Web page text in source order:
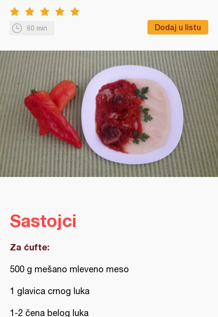
60 min Dodaj u listu
Sastojci
Za ćufte:
500 g mešano mleveno meso
1 glavica crnog luka
1-2 čena belog luka